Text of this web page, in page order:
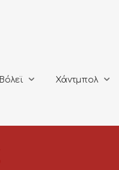
Βόλεϊ Χάντμπολ